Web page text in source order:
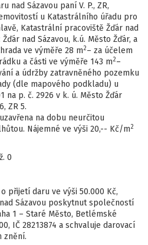
nad Sázavou paní V. P., ZR,
u Katastrálního úřadu pro
Katastrální pracoviště Žďár nad
nad Sázavou, k.ú. Město Žďár, a
ve výměře 28 m2– za účelem
a části ve výměře 143 m2–
a údržby zatravněného pozemku
(dle mapového podkladu) u
na p. č. 2926 v k. ú. Město Žďár
ZR 5.
na dobu neurčitou
Nájemné ve výši 20,-- Kč/m2
0
přijetí daru ve výši 50.000 Kč,
Sázavou poskytnut společností
1 – Staré Město, Betlémské
IČ 28213874 a schvaluje darovací
znění.